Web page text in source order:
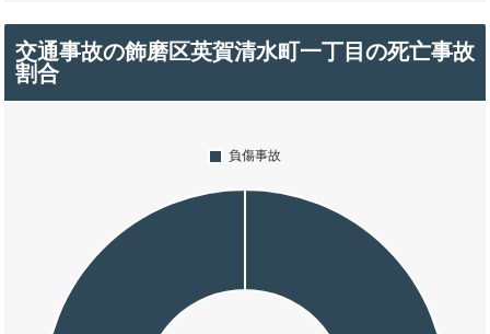
交通事故の飾磨区英賀清水町一丁目の死亡事故
割合